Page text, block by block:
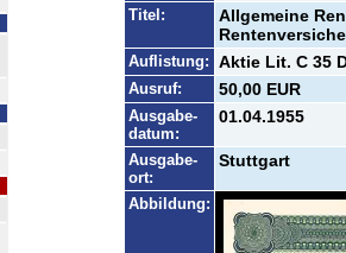
Titel:
Allgemeine
Auflistung: Aktie Lit. C 35
Ausruf: 50,00 EUR
Ausgabe-
datum:
01.04.1955
Ausgabe-
ort:
Stuttgart
Abbildung: